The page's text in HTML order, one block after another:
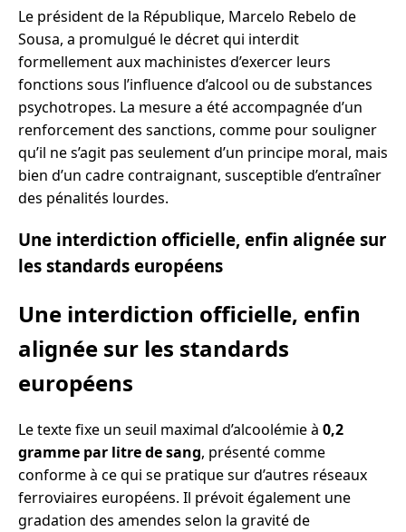
Le président de la République, Marcelo Rebelo de
Sousa, a promulgué le décret qui interdit
formellement aux machinistes d’exercer leurs
fonctions sous l’influence d’alcool ou de substances
psychotropes. La mesure a été accompagnée d’un
renforcement des sanctions, comme pour souligner
qu’il ne s’agit pas seulement d’un principe moral, mais
bien d’un cadre contraignant, susceptible d’entraîner
des pénalités lourdes.
Une interdiction officielle, enfin alignée sur
les standards européens
Une interdiction officielle, enfin
alignée sur les standards
européens
Le texte fixe un seuil maximal d’alcoolémie à 0,2
gramme par litre de sang, présenté comme
conforme à ce qui se pratique sur d’autres réseaux
ferroviaires européens. Il prévoit également une
gradation des amendes selon la gravité de